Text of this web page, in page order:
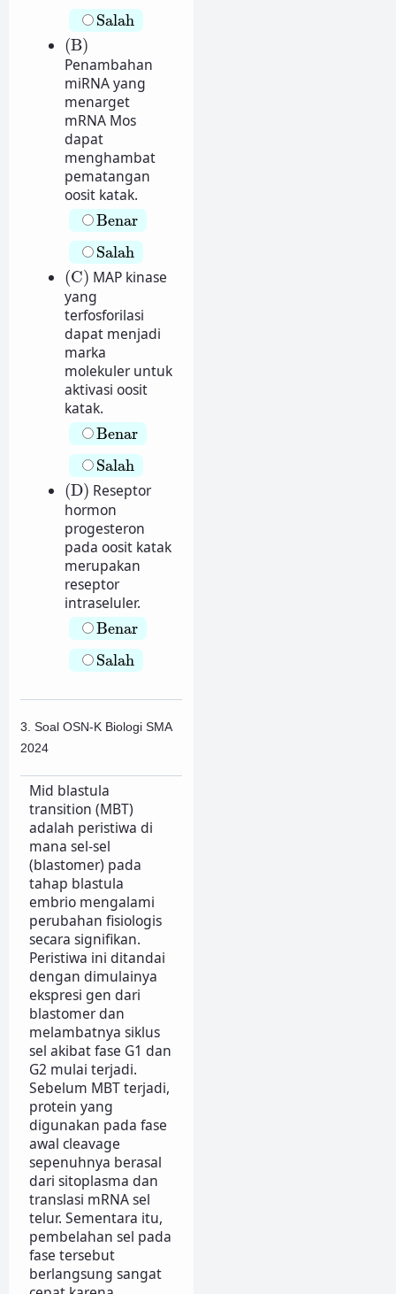
Salah
Salah
(B)
(B)
Penambahan
miRNA yang
menarget
mRNA Mos
dapat
menghambat
pematangan
oosit katak.
Benar
Benar
Salah
Salah
(C)
(C) MAP kinase
yang
terfosforilasi
dapat menjadi
marka
molekuler untuk
aktivasi oosit
katak.
Benar
Benar
Salah
Salah
(D)
(D) Reseptor
hormon
progesteron
pada oosit katak
merupakan
reseptor
intraseluler.
Benar
Benar
Salah
Salah
3. Soal OSN-K Biologi SMA
2024
Mid blastula
transition (MBT)
adalah peristiwa di
mana sel-sel
(blastomer) pada
tahap blastula
embrio mengalami
perubahan fisiologis
secara signifikan.
Peristiwa ini ditandai
dengan dimulainya
ekspresi gen dari
blastomer dan
melambatnya siklus
sel akibat fase G1 dan
G2 mulai terjadi.
Sebelum MBT terjadi,
protein yang
digunakan pada fase
awal cleavage
sepenuhnya berasal
dari sitoplasma dan
translasi mRNA sel
telur. Sementara itu,
pembelahan sel pada
fase tersebut
berlangsung sangat